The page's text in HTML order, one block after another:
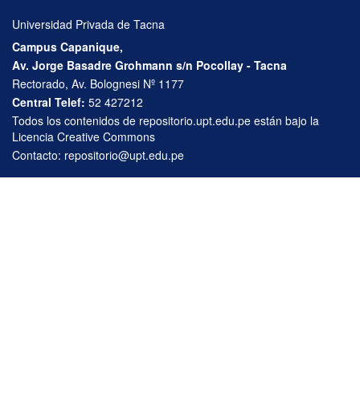
Universidad Privada de Tacna
Campus Capanique,
Av. Jorge Basadre Grohmann s/n Pocollay - Tacna
Rectorado, Av. Bolognesi Nº 1177
Central Telef: 52 427212
Todos los contenidos de repositorio.upt.edu.pe están bajo la
Licencia Creative Commons
Contacto: repositorio@upt.edu.pe